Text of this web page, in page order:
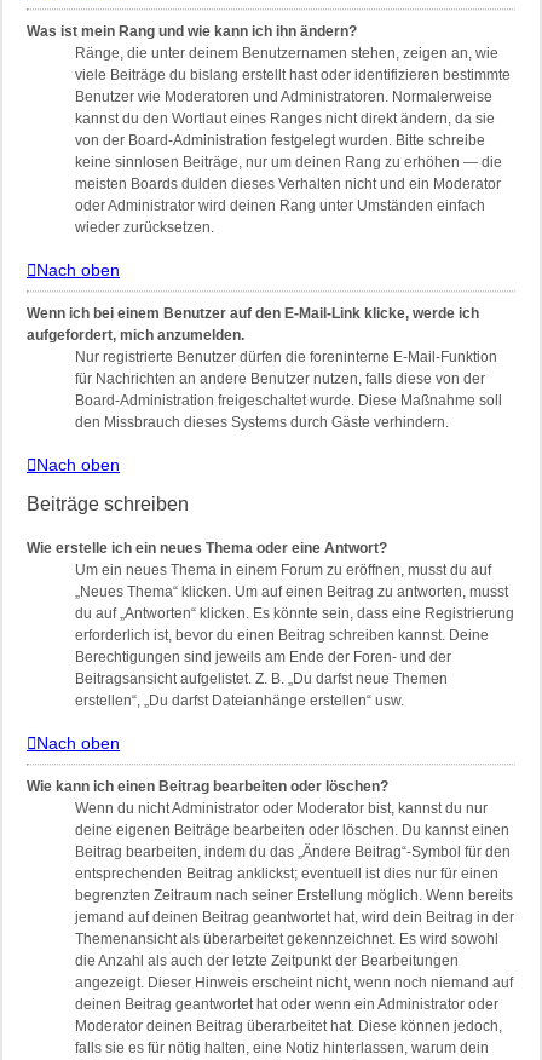
Was ist mein Rang und wie kann ich ihn ändern?
Ränge, die unter deinem Benutzernamen stehen, zeigen an, wie
viele Beiträge du bislang erstellt hast oder identifizieren bestimmte
Benutzer wie Moderatoren und Administratoren. Normalerweise
kannst du den Wortlaut eines Ranges nicht direkt ändern, da sie
von der Board-Administration festgelegt wurden. Bitte schreibe
keine sinnlosen Beiträge, nur um deinen Rang zu erhöhen — die
meisten Boards dulden dieses Verhalten nicht und ein Moderator
oder Administrator wird deinen Rang unter Umständen einfach
wieder zurücksetzen.
Nach oben
Wenn ich bei einem Benutzer auf den E-Mail-Link klicke, werde ich
aufgefordert, mich anzumelden.
Nur registrierte Benutzer dürfen die foreninterne E-Mail-Funktion
für Nachrichten an andere Benutzer nutzen, falls diese von der
Board-Administration freigeschaltet wurde. Diese Maßnahme soll
den Missbrauch dieses Systems durch Gäste verhindern.
Nach oben
Beiträge schreiben
Wie erstelle ich ein neues Thema oder eine Antwort?
Um ein neues Thema in einem Forum zu eröffnen, musst du auf
„Neues Thema“ klicken. Um auf einen Beitrag zu antworten, musst
du auf „Antworten“ klicken. Es könnte sein, dass eine Registrierung
erforderlich ist, bevor du einen Beitrag schreiben kannst. Deine
Berechtigungen sind jeweils am Ende der Foren- und der
Beitragsansicht aufgelistet. Z. B. „Du darfst neue Themen
erstellen“, „Du darfst Dateianhänge erstellen“ usw.
Nach oben
Wie kann ich einen Beitrag bearbeiten oder löschen?
Wenn du nicht Administrator oder Moderator bist, kannst du nur
deine eigenen Beiträge bearbeiten oder löschen. Du kannst einen
Beitrag bearbeiten, indem du das „Ändere Beitrag“-Symbol für den
entsprechenden Beitrag anklickst; eventuell ist dies nur für einen
begrenzten Zeitraum nach seiner Erstellung möglich. Wenn bereits
jemand auf deinen Beitrag geantwortet hat, wird dein Beitrag in der
Themenansicht als überarbeitet gekennzeichnet. Es wird sowohl
die Anzahl als auch der letzte Zeitpunkt der Bearbeitungen
angezeigt. Dieser Hinweis erscheint nicht, wenn noch niemand auf
deinen Beitrag geantwortet hat oder wenn ein Administrator oder
Moderator deinen Beitrag überarbeitet hat. Diese können jedoch,
falls sie es für nötig halten, eine Notiz hinterlassen, warum dein